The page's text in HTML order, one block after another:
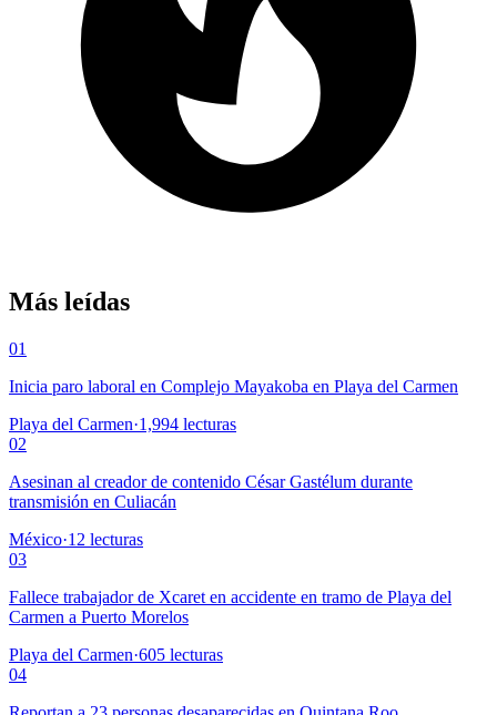
Más leídas
01
Inicia paro laboral en Complejo Mayakoba en Playa del Carmen
Playa del Carmen·1,994 lecturas
02
Asesinan al creador de contenido César Gastélum durante
transmisión en Culiacán
México·12 lecturas
03
Fallece trabajador de Xcaret en accidente en tramo de Playa del
Carmen a Puerto Morelos
Playa del Carmen·605 lecturas
04